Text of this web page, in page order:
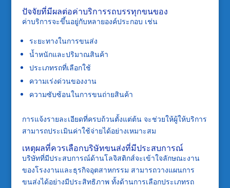
ปัจจัยที่มีผลต่อค่าบริการรถบรรทุกขนของ
ค่าบริการจะขึ้นอยู่กับหลายองค์ประกอบ เช่น
ระยะทางในการขนส่ง
น้ำหนักและปริมาณสินค้า
ประเภทรถที่เลือกใช้
ความเร่งด่วนของงาน
ความซับซ้อนในการขนถ่ายสินค้า
การแจ้งรายละเอียดที่ครบถ้วนตั้งแต่ต้น จะช่วยให้ผู้ให้บริการ
สามารถประเมินค่าใช้จ่ายได้อย่างเหมาะสม
เหตุผลที่ควรเลือกบริษัทขนส่งที่มีประสบการณ์
บริษัทที่มีประสบการณ์ด้านโลจิสติกส์จะเข้าใจลักษณะงาน
ของโรงงานและธุรกิจอุตสาหกรรม สามารถวางแผนการ
ขนส่งได้อย่างมีประสิทธิภาพ ทั้งด้านการเลือกประเภทรถ